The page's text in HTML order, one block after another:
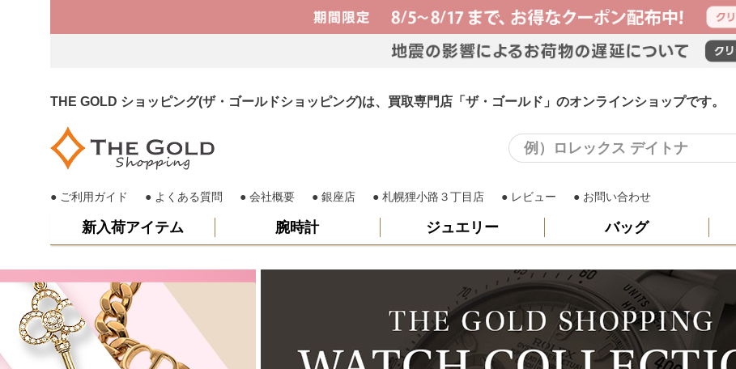
THE GOLD ショッピング(ザ・ゴールドショッピング)は、買取専門店「ザ・ゴールド」のオンラインショップです。
ご利用ガイド よくある質問 会社概要 銀座店 札幌狸小路３丁目店 レビュー お問い合わせ
新入荷アイテム 腕時計 ジュエリー バッグ